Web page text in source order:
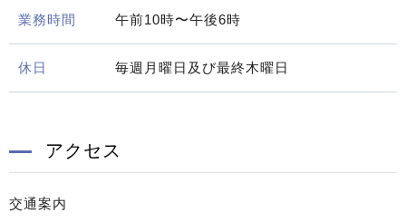
業務時間 午前10時〜午後6時
休日 毎週月曜日及び最終木曜日
アクセス
交通案内